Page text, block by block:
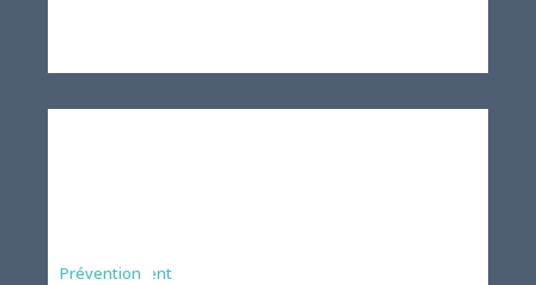
Agriculture
Arrêté
Environnement
Prévention